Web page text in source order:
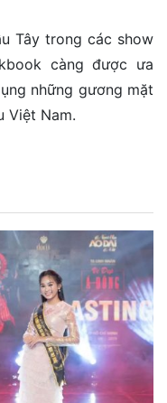
Tây trong các show
càng được ưa
những gương mặt
Việt Nam.